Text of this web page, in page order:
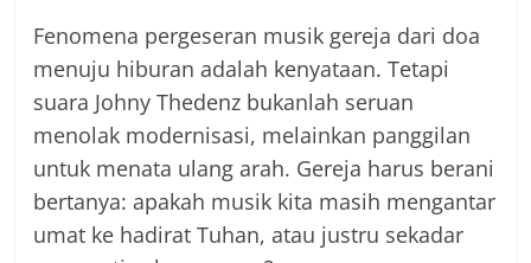
Fenomena pergeseran musik gereja dari doa
menuju hiburan adalah kenyataan. Tetapi
suara Johny Thedenz bukanlah seruan
menolak modernisasi, melainkan panggilan
untuk menata ulang arah. Gereja harus berani
bertanya: apakah musik kita masih mengantar
umat ke hadirat Tuhan, atau justru sekadar